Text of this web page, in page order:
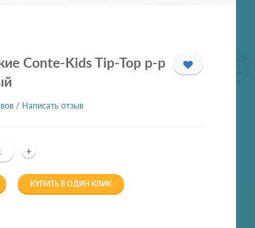
Conte-Kids Tip-Top р-р
/ Написать отзыв
+
КУПИТЬ В ОДИН КЛИК